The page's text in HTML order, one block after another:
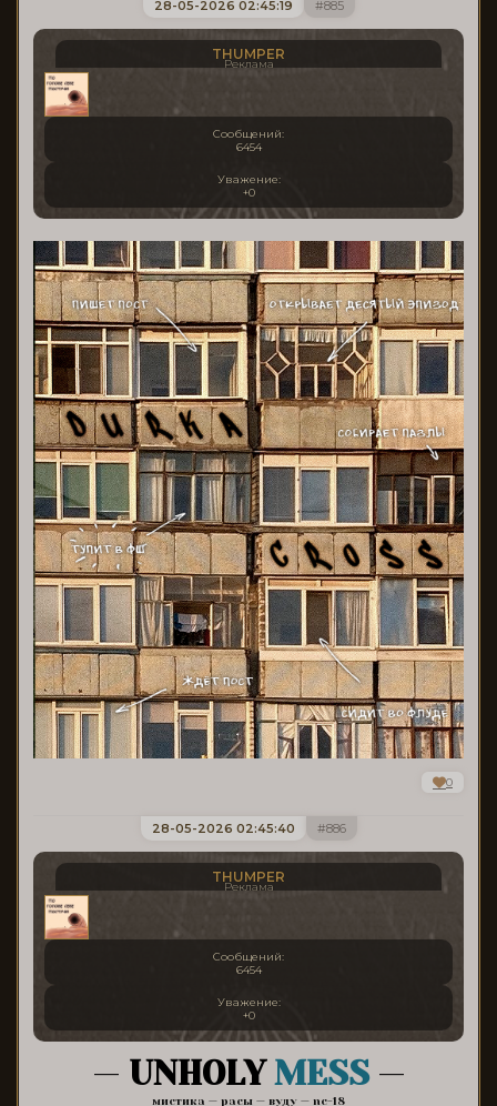
885
28-05-2026 02:45:19
THUMPER
Реклама
Сообщений:
6454
Уважение:
+0
0
886
28-05-2026 02:45:40
THUMPER
Реклама
Сообщений:
6454
Уважение:
+0
— UNHOLYMESS—
мистика — расы — вуду — nc-18